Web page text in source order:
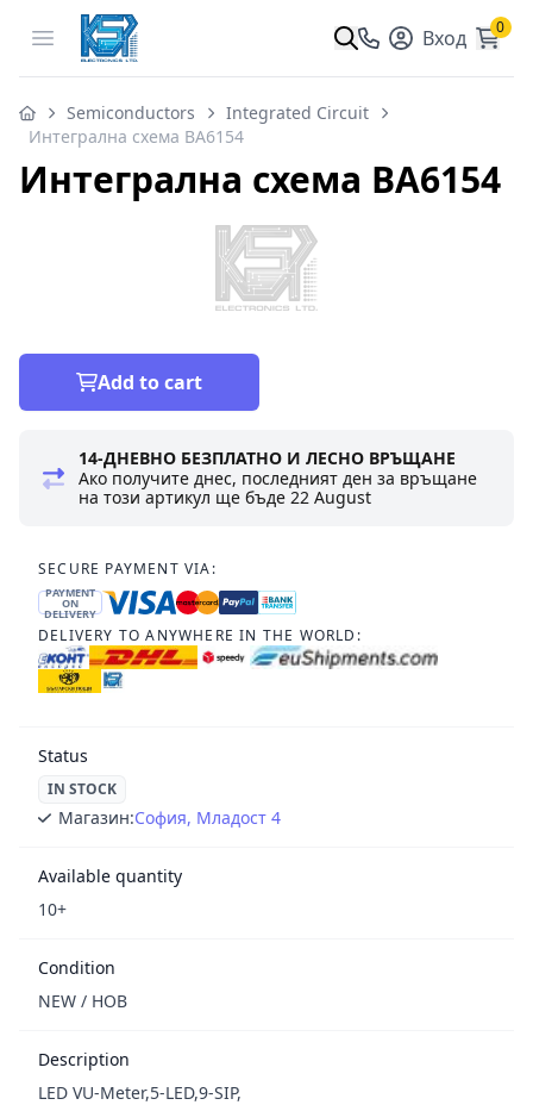
Open menu Вход 0
Semiconductors
Integrated Circuit
Интегрална схема BA6154
Интегрална схема BA6154
Add to cart
14-ДНЕВНО БЕЗПЛАТНО И ЛЕСНО ВРЪЩАНЕ
Ако получите днес, последният ден за връщане
на този артикул ще бъде22 August
SECURE PAYMENT VIA:
PAYMENT
ON
DELIVERY
DELIVERY TO ANYWHERE IN THE WORLD:
Status
IN STOCK
Магазин:София, Младост 4
Available quantity
10+
Condition
NEW / НОВ
Description
LED VU-Meter,5-LED,9-SIP,